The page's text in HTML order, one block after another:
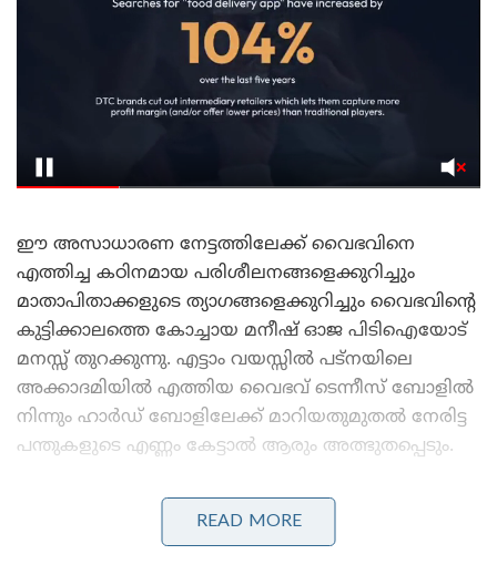
ഈ അസാധാരണ നേട്ടത്തിലേക്ക് വൈഭവിനെ
എത്തിച്ച കഠിനമായ പരിശീലനങ്ങളെക്കുറിച്ചും
മാതാപിതാക്കളുടെ ത്യാഗങ്ങളെക്കുറിച്ചും വൈഭവിന്റെ
കുട്ടിക്കാലത്തെ കോച്ചായ മനീഷ് ഓജ പിടിഐയോട്
മനസ്സ് തുറക്കുന്നു. എട്ടാം വയസ്സിൽ പട്നയിലെ
അക്കാദമിയിൽ എത്തിയ വൈഭവ് ടെന്നീസ് ബോളിൽ
നിന്നും ഹാർഡ് ബോളിലേക്ക് മാറിയതുമുതൽ നേരിട്ട
പന്തുകളുടെ എണ്ണം കേട്ടാൽ ആരും അത്ഭുതപ്പെടും.
Stories you may likeREAD MORE